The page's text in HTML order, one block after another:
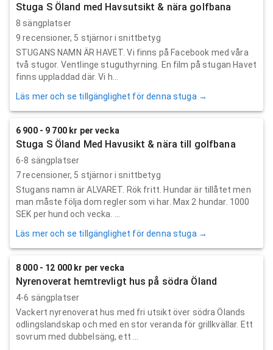
Stuga S Öland med Havsutsikt & nära golfbana
8 sängplatser
9 recensioner, 5 stjärnor i snittbetyg
STUGANS NAMN ÄR HAVET. Vi finns på Facebook med våra
två stugor. Ventlinge stuguthyrning. En film på stugan Havet
finns uppladdad där. Vi h...
Läs mer och se tillgänglighet för denna stuga →
6 900 - 9 700 kr per vecka
Stuga S Öland Med Havusikt & nära till golfbana
6-8 sängplatser
7recensioner, 5 stjärnor i snittbetyg
Stugans namn är ALVARET. Rök fritt. Hundar är tillåtet men
man måste följa dom regler som vi har. Max 2 hundar. 1000
SEK per hund och vecka. ...
Läs mer och se tillgänglighet för denna stuga →
8 000 - 12 000 kr per vecka
Nyrenoverat hemtrevligt hus på södra Öland
4-6 sängplatser
Vackert nyrenoverat hus med fri utsikt över södra Ölands
odlingslandskap och med en stor veranda för grillkvällar. Ett
sovrum med dubbelsäng, ett ...